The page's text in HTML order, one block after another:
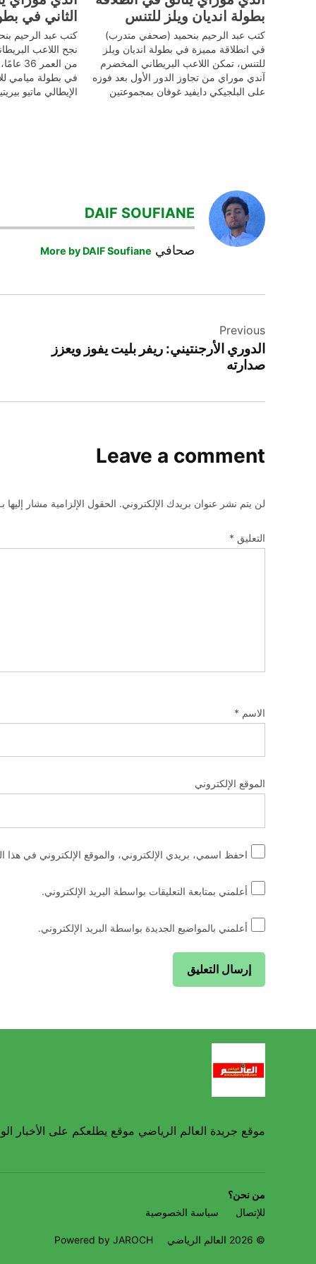
بطولة انديان ويلز للتنس
كتب عبد الرحيم بنحميد (صحفي متدرب)
في انطلاقة مميزة في بطولة انديان ويلز
للتنس، تمكن اللاعب البريطاني المخضرم
آندي موراي من تجاوز الدور الأول بعد فوزه
على البلجيكي دايفيد غوفان بمجموعتين
الثاني في
كتب عبد الرحيم
نجح اللاعب
من
في بطولة ميامي
الإيطالي ماتيو
آندي
موراي
بطولة
DAIF SOUFIANE
صحافي More by DAIF Soufiane
المقالات
Previous
الدوري الأرجنتيني: ريفر بليت يفوز ويعزز
صدارته
Leave a comment
لن يتم نشر عنوان بريدك الإلكتروني. الحقول الإلزامية مشار إليها بـ
التعليق *
الاسم *
الموقع الإلكتروني
احفظ اسمي، بريدي الإلكتروني، والموقع الإلكتروني في هذا
أعلمني بمتابعة التعليقات بواسطة البريد الإلكتروني.
أعلمني بالمواضيع الجديدة بواسطة البريد الإلكتروني.
موقع جريدة العالم الرياضي موقع يطلعكم على الأخبار
من نحن؟
للإتصال
سياسة الخصوصية
© 2026 العالم الرياضي Powered by JAROCH